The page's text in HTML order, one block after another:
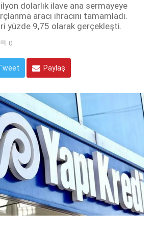
dolarlık ilave ana sermayeye
aracı ihracını tamamladı.
yüzde 9,75 olarak gerçekleşti.
0
Paylaş